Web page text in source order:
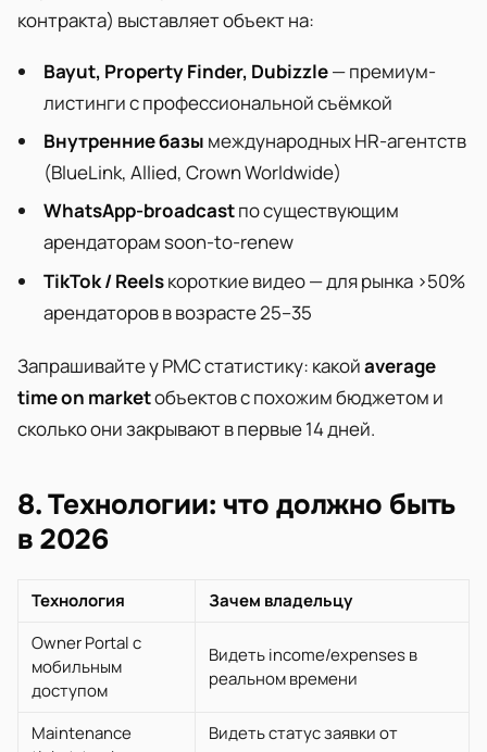
контракта) выставляет объект на:
Bayut, Property Finder, Dubizzle— премиум-
листинги с профессиональной съёмкой
Внутренние базы международных HR-агентств
(BlueLink, Allied, Crown Worldwide)
WhatsApp-broadcastпо существующим
арендаторам soon-to-renew
TikTok / Reelsкороткие видео — для рынка >50%
арендаторов в возрасте 25–35
Запрашивайте у PMC статистику: какойaverage
time on marketобъектов с похожим бюджетом и
сколько они закрывают в первые 14 дней.
8. Технологии: что должно быть
в 2026
Технология
Зачем владельцу
Owner Portal с
мобильным
доступом
Видеть income/expenses в
реальном времени
Maintenance
Видеть статус заявки от